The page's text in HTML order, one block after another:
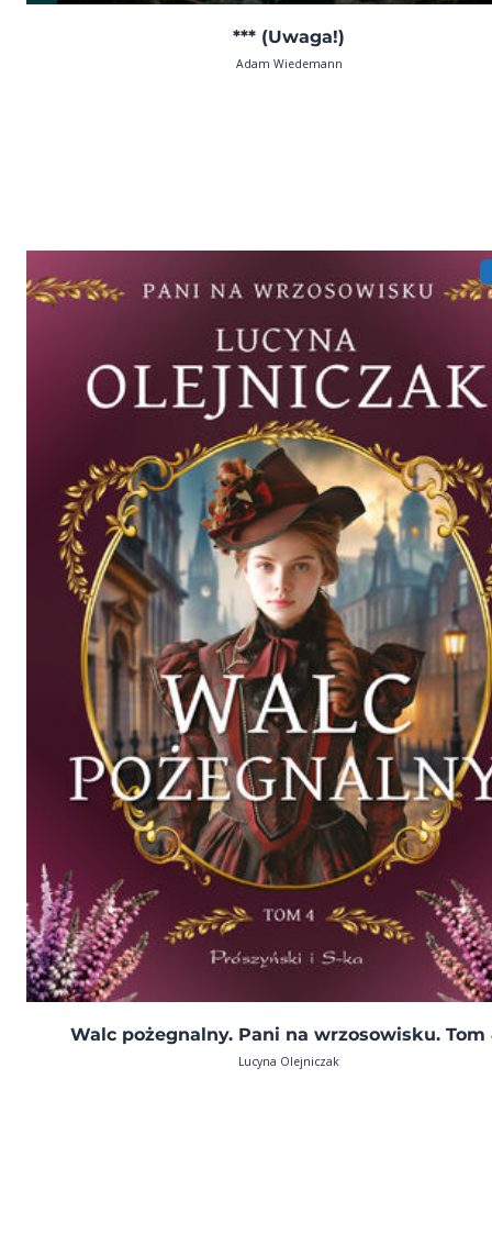
*** (Uwaga!)
Adam Wiedemann
Walc pożegnalny. Pani na wrzosowisku. Tom
Lucyna Olejniczak